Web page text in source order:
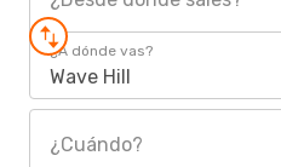
¿A dónde vas?
Wave Hill
¿Cuándo?